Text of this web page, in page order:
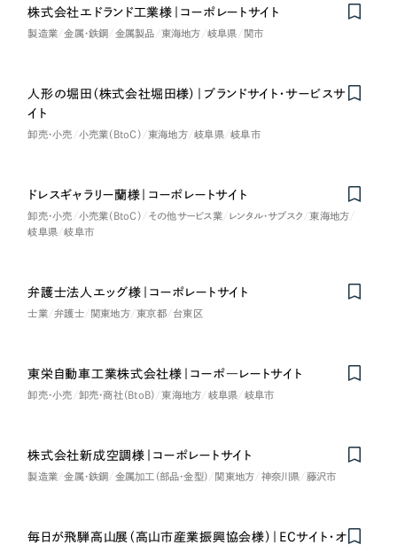
採用サイト制作
ECサイト制作
? よくある質問
リープ・プロジェクト
ライン領域のマーケティングまでまるっと代行
採用DX支援
リープ・リクルーティング
リープ・キャリア ／ 人材紹介サービス
完全成功報酬型のスカウト型ハイクラス人材紹介（岐阜・愛知）
オプションサービス
Outsourcing
アウトソーシング（代行支援）
その他のサービス
キャンペーン・プロモーション
サイト
その他
製造業
建設・建築
医療・福祉
観光・レジャー
人材紹介・派遣
株式会社エドランド工業様｜コーポレートサイト
製造業 金属・鉄鋼 金属製品 東海地方 岐阜県 関市
人形の堀田（株式会社堀田様）｜ブランドサイト・サービスサ
イト
卸売・小売 小売業（BtoC） 東海地方 岐阜県 岐阜市
ドレスギャラリー蘭様｜コーポレートサイト
卸売・小売 小売業（BtoC） その他サービス業 レンタル・サブスク
東海地方
岐阜県
岐阜市
弁護士法人エッグ様｜コーポレートサイト
士業 弁護士 関東地方 東京都 台東区
東栄自動車工業株式会社様｜コーポ―レートサイト
卸売・小売 卸売・商社（BtoB） 東海地方 岐阜県 岐阜市
株式会社新成空調様｜コーポレートサイト
製造業 金属・鉄鋼 金属加工（部品・金型） 関東地方 神奈川県 藤沢市
毎日が飛騨高山展（高山市産業振興協会様）｜ECサイト・オ